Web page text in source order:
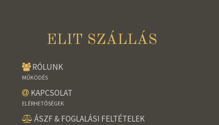
ELIT SZÁLLÁS
RÓLUNK
MŰKÖDÉS
KAPCSOLAT
ELÉRHETŐSÉGEK
ÁSZF & FOGLALÁSI FELTÉTELEK